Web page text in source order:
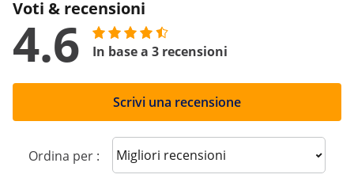
Voti & recensioni
4.6 In base a 3 recensioni
Scrivi una recensione
Ordina per : Sort reviews